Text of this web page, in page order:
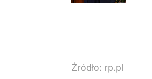
Źródło: rp.pl